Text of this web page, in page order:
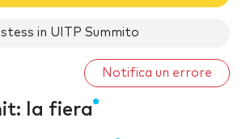
in UITP Summito
Notifica un errore
la fiera